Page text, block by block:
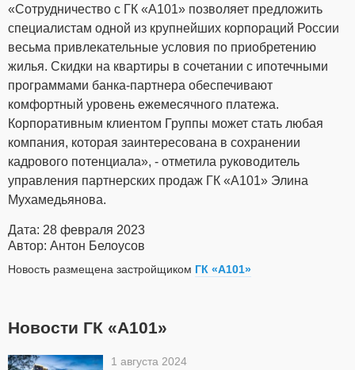
«Сотрудничество с ГК «А101» позволяет предложить
специалистам одной из крупнейших корпораций России
весьма привлекательные условия по приобретению
жилья. Скидки на квартиры в сочетании с ипотечными
программами банка-партнера обеспечивают
комфортный уровень ежемесячного платежа.
Корпоративным клиентом Группы может стать любая
компания, которая заинтересована в сохранении
кадрового потенциала», - отметила руководитель
управления партнерских продаж ГК «А101» Элина
Мухамедьянова.
Дата: 28 февраля 2023
Автор: Антон Белоусов
Новость размещена застройщиком ГК «А101»
Новости ГК «А101»
1 августа 2024